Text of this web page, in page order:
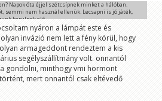
Napok óta éjjel szétcsípnek minket a hálóban.
semmi nem használ ellenük. Lecsapni is jó játék,
kerülnek elő.
nyáron a lámpát este és
invázió nem lett a fény körül, hogy
armageddont rendeztem a kis
segélyszállítmány volt. onnantól
gondolni, minthogy vmi hormont
mert onnantól csak eltévedő